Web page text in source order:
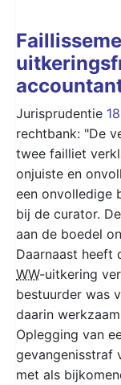
Jurisprudentie
rechtbank: "De
twee failliet
onjuiste en
een onvolledige
bij de curator.
aan de boedel
Daarnaast heeft
WW-uitkering
bestuurder was
daarin
Oplegging van
gevangenisstraf
met als